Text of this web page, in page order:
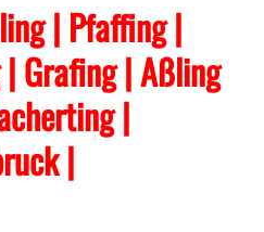
| Pfaffing |
| Grafing| Aßling
|
|